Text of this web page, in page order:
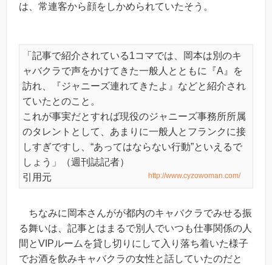
は、常連客から顔をしかめられていたそう。
「記事で紹介されている1コマでは、岡本は別のキ
ャバクラで声をかけてきた一般人とともに『A』を
訪れ、『ジャニーズ連れてきたよ』などと紹介され
ていたとのこと。
これが事実だとすれば現役のジャニーズ事務所所属
のタレントとして、あまりに一般人とフランクに接
しすぎですし、“あってはならない行動”といえるで
しょう」（週刊誌記者）
引用元
http://www.cyzowoman.com/
ちなみに岡本さんがが都内のキャバクラでみせる振
る舞いは、記事とはまるで別人でいつも仕事関係の人
間とVIPルームを貸し切りにして入り落ち着いた様子
でお酒を飲みキャバクラの女性と話していたのだと